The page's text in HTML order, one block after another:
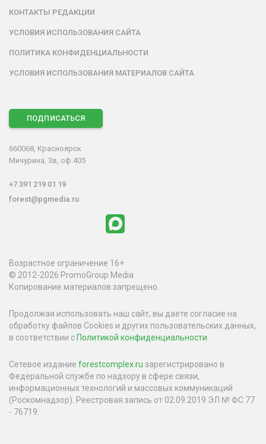
КОНТАКТЫ РЕДАКЦИИ
УСЛОВИЯ ИСПОЛЬЗОВАНИЯ САЙТА
ПОЛИТИКА КОНФИДЕНЦИАЛЬНОСТИ
УСЛОВИЯ ИСПОЛЬЗОВАНИЯ МАТЕРИАЛОВ САЙТА
ПОДПИСАТЬСЯ
660068, Красноярск
Мичурина, 3в, оф.405
+7 391 219 01 19
forest@pgmedia.ru
Возрастное ограничение 16+
© 2012-2026 PromoGroup Media
Копирование материалов запрещено.
Продолжая использовать наш сайт, вы даете согласие на
обработку файлов Cookies и других пользовательских данных,
в соответствии сПолитикой конфиденциальности
Сетевое издание forestcomplex.ru зарегистрировано в
Федеральной службе по надзору в сфере связи,
информационных технологий и массовых коммуникаций
(Роскомнадзор). Реестровая запись от 02.09.2019 ЭЛ № ФС 77
- 76719.